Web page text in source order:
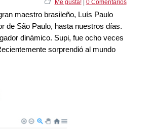
Me gusta!| 0 Comentarios
maestro brasileño, Luís Paulo
de São Paulo, hasta nuestros días.
dinámico. Supi, fue ocho veces
sorprendió al mundo